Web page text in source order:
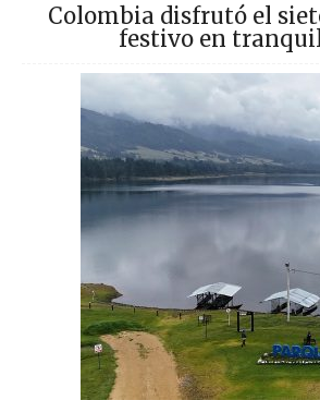
Colombia disfrutó el
festivo en